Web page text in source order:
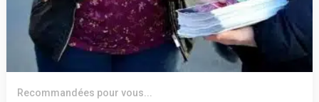
Recommandées pour vous...